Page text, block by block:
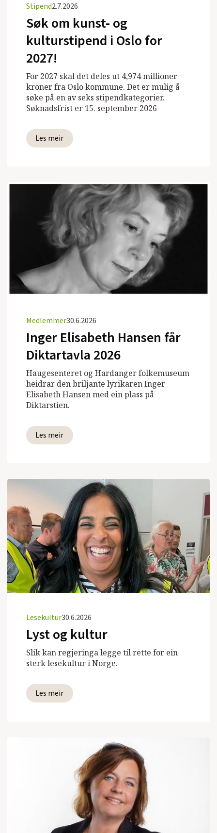
Stipend2.7.2026
Søk om kunst- og
kulturstipend i Oslo for
2027!
For 2027 skal det deles ut 4,974 millioner
kroner fra Oslo kommune. Det er mulig å
søke på en av seks stipendkategorier.
Søknadsfrist er 15. september 2026
Les meir
Medlemmer30.6.2026
Inger Elisabeth Hansen får
Diktartavla 2026
Haugesenteret og Hardanger folkemuseum
heidrar den briljante lyrikaren Inger
Elisabeth Hansen med ein plass på
Diktarstien.
Les meir
Lesekultur30.6.2026
Lyst og kultur
Slik kan regjeringa legge til rette for ein
sterk lesekultur i Norge.
Les meir